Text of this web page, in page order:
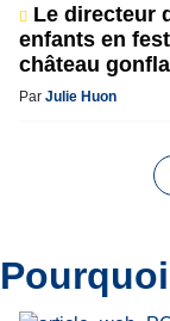
Le directeur
enfants en
château
Par Julie Huon